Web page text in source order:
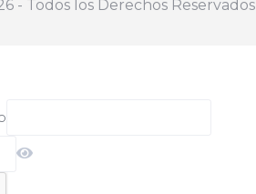
- Todos los Derechos Reservados